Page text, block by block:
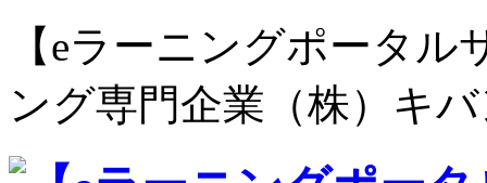
【eラーニングポータル
ング専門企業（株）キ